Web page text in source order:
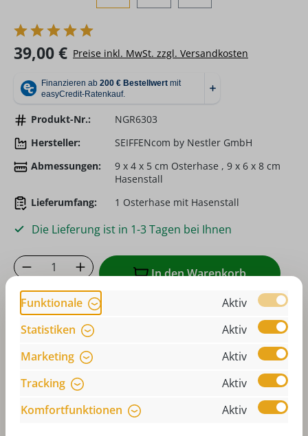
Regulärer Preis:
39,00 € Preise inkl. MwSt. zzgl. Versandkosten
Produkt-Nr.:
NGR6303
Hersteller:
SEIFFENcom by Nestler GmbH
Abmessungen:
9 x 4 x 5 cm Osterhase , 9 x 6 x 8 cm
Hasenstall
Lieferumfang:
1 Osterhase mit Hasenstall
Die Lieferung ist in 1-3 Tagen bei Ihnen
Produkt Anzahl: Gib den gewünschten
In den Warenkorb
Zum Merkzettel hinzufügen
oder sofort bestellen mit
Funktionale
Aktiv
Statistiken
Aktiv
Marketing
Aktiv
Tracking
Aktiv
Komfortfunktionen
Aktiv